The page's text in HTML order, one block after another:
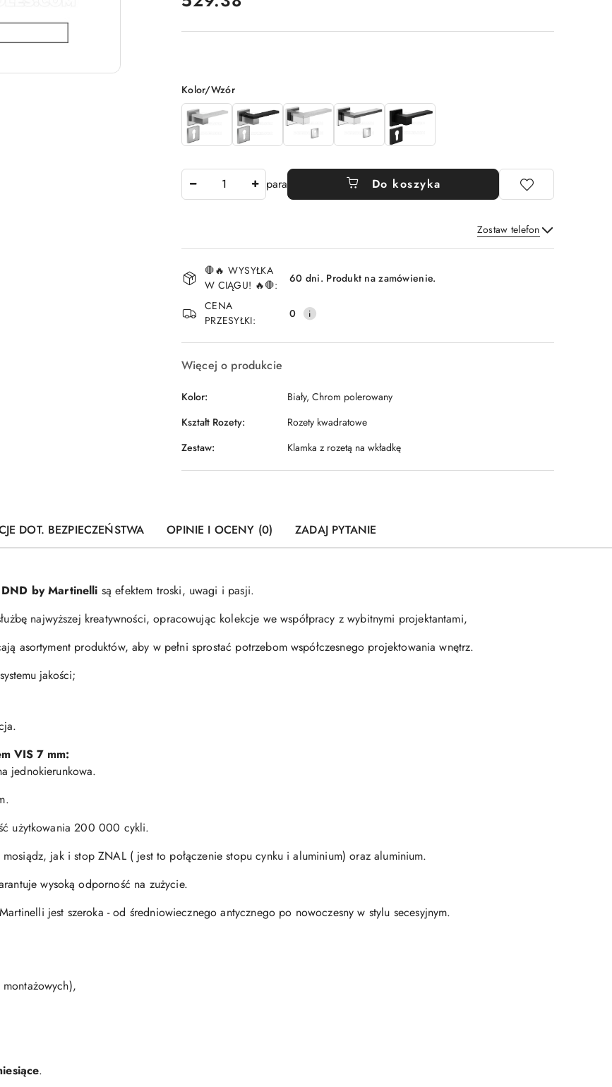
Wariant
Kolor/Wzór
para Do koszyka
Zostaw telefon
Wyślij
Dostępność
i
dostawa
🛑🔥 WYSYŁKA
W CIĄGU! 🔥🛑:
60 dni. Produkt na zamówienie.
CENA
PRZESYŁKI:
0
Więcej o produkcie
Kolor:
Biały, Chrom polerowany
Kształt Rozety:
Rozety kwadratowe
Zestaw:
Klamka z rozetą na wkładkę
DOT. BEZPIECZEŃSTWA OPINIE I OCENY (0) ZADAJ PYTANIE
by Martinelli są efektem troski, uwagi i pasji.
najwyższej kreatywności, opracowując kolekcje we współpracy z wybitnymi projektantami,
asortyment produktów, aby w pełni sprostać potrzebom współczesnego projektowania wnętrz.
jakości;
VIS 7 mm:
jednokierunkowa.
użytkowania 200 000 cykli.
mosiądz, jak i stop ZNAL ( jest to połączenie stopu cynku i aluminium) oraz aluminium.
wysoką odporność na zużycie.
jest szeroka - od średniowiecznego antycznego po nowoczesny w stylu secesyjnym.
.